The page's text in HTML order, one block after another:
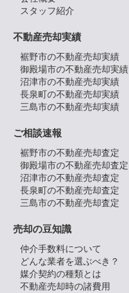
スタッフ紹介
不動産売却実績
裾野市の不動産売却実績
御殿場市の不動産売却実績
沼津市の不動産売却実績
長泉町の不動産売却実績
三島市の不動産売却実績
ご相談速報
裾野市の不動産売却査定
御殿場市の不動産売却査定
沼津市の不動産売却査定
長泉町の不動産売却査定
三島市の不動産売却査定
売却の豆知識
仲介手数料について
どんな業者を選ぶべき？
媒介契約の種類とは
不動産売却時の諸費用